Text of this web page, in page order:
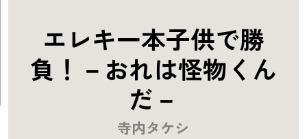
エレキ一本子供で勝
負！－おれは怪物くん
だ－
寺内タケシ